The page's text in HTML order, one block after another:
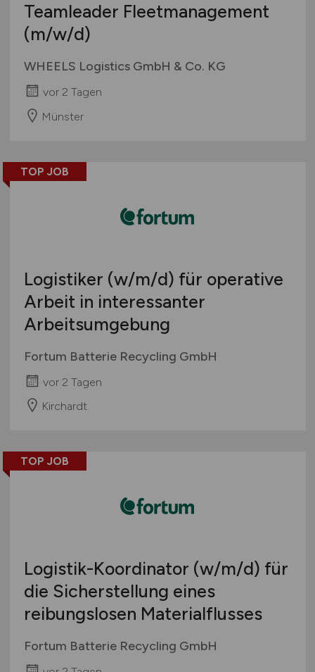
Teamleader Fleetmanagement
(m/w/d)
WHEELS Logistics GmbH & Co. KG
vor 2 Tagen
Münster
TOP JOB
Logistiker (w/m/d) für operative
Arbeit in interessanter
Arbeitsumgebung
Fortum Batterie Recycling GmbH
vor 2 Tagen
Kirchardt
TOP JOB
Logistik-Koordinator (w/m/d) für
die Sicherstellung eines
reibungslosen Materialflusses
Fortum Batterie Recycling GmbH